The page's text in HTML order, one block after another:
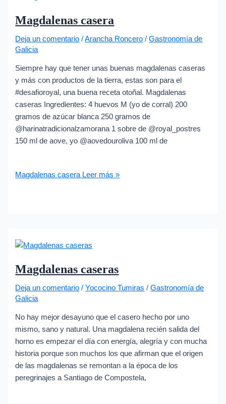
Magdalenas casera
Deja un comentario /Arancha Roncero /Gastronomía de
Galicia
Siempre hay que tener unas buenas magdalenas caseras
y más con productos de la tierra, estas son para el
#desafioroyal, una buena receta otoñal. Magdalenas
caseras Ingredientes: 4 huevos M (yo de corral) 200
gramos de azúcar blanca 250 gramos de
@harinatradicionalzamorana 1 sobre de @royal_postres
150 ml de aove, yo @aovedouroliva 100 ml de
Magdalenas caseraLeer más »
Magdalenas caseras
Deja un comentario /Yococino Tumiras /Gastronomía de
Galicia
No hay mejor desayuno que el casero hecho por uno
mismo, sano y natural. Una magdalena recién salida del
horno es empezar el día con energía, alegría y con mucha
historia porque son muchos los que afirman que el origen
de las magdalenas se remontan a la época de los
peregrinajes a Santiago de Compostela,